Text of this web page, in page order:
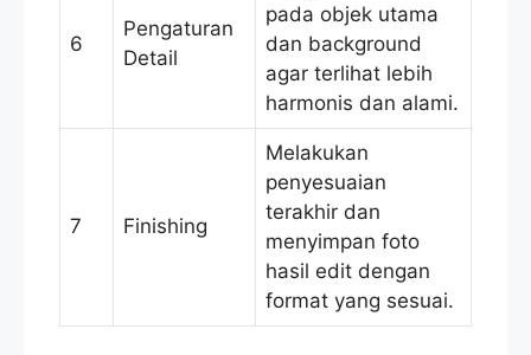
6
Pengaturan
Detail
pada objek utama
dan background
agar terlihat lebih
harmonis dan alami.
7 Finishing
Melakukan
penyesuaian
terakhir dan
menyimpan foto
hasil edit dengan
format yang sesuai.